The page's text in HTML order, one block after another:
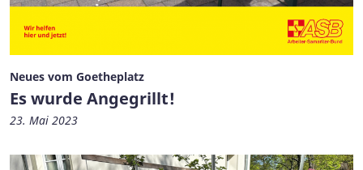
Neues vom Goetheplatz
Es wurde Angegrillt!
23. Mai 2023